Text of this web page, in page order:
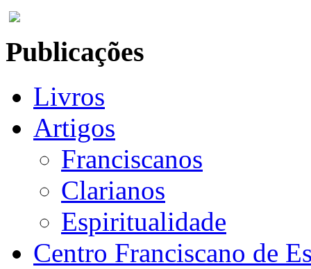
Publicações
Livros
Artigos
Franciscanos
Clarianos
Espiritualidade
Centro Franciscano de